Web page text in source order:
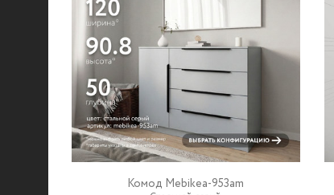
Комод Mebikea-953am